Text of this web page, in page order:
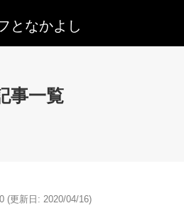
となかよし
事一覧
(更新日: 2020/04/16)